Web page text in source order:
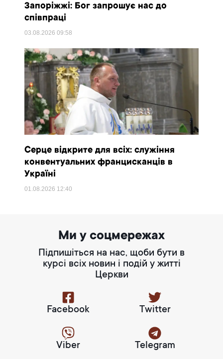
Запоріжжі: Бог запрошує нас до
співпраці
03.08.202609:58
Серце відкрите для всіх: служіння
конвентуальних францисканців в
Україні
01.08.2026 12:40
Ми у соцмережах
Підпишіться на нас, щоби бути в
курсі всіх новин і подій у житті
Церкви
Facebook Twitter
Viber Telegram